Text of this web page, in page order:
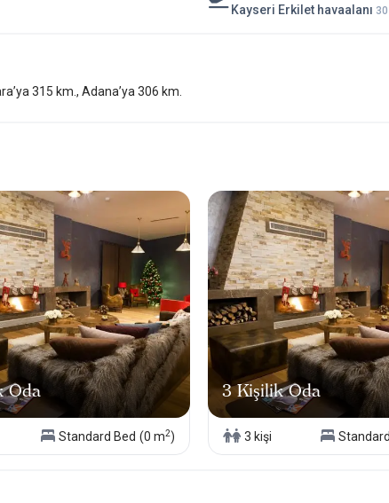
zamanda sosyal bir buluşma noktası.
dağ manzaralı kokteyller.
nadir tesislerden.
Küçük Oteller Sitesi özel seçkisinde yer almaktadır.
Kayseri Erkilet havaalanı
315 km., Adana’ya 306 km.
Oda
Standard Bed (0 m2)
3 Kişilik Oda
3 kişi